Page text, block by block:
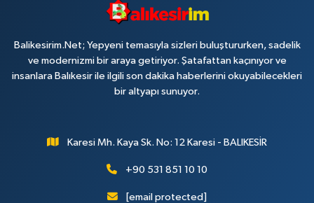
Balikesirim.Net; Yepyeni temasıyla sizleri buluştururken, sadelik
ve modernizmi bir araya getiriyor. Şatafattan kaçınıyor ve
insanlara Balıkesir ile ilgili son dakika haberlerini okuyabilecekleri
bir altyapı sunuyor.
Karesi Mh. Kaya Sk. No: 12 Karesi - BALIKESİR
+90 531 851 10 10
[email protected]